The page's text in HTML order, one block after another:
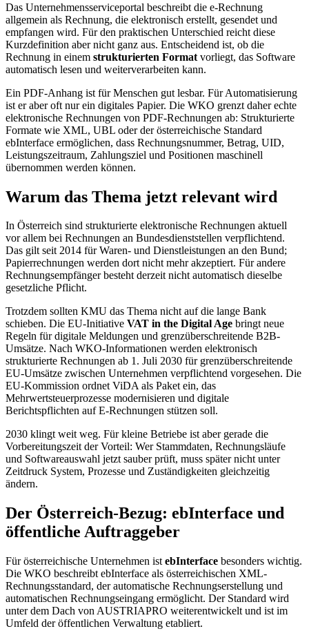
Das Unternehmensserviceportal beschreibt die e-Rechnung
allgemein als Rechnung, die elektronisch erstellt, gesendet und
empfangen wird. Für den praktischen Unterschied reicht diese
Kurzdefinition aber nicht ganz aus. Entscheidend ist, ob die
Rechnung in einem strukturierten Format vorliegt, das Software
automatisch lesen und weiterverarbeiten kann.
Ein PDF-Anhang ist für Menschen gut lesbar. Für Automatisierung
ist er aber oft nur ein digitales Papier. Die WKO grenzt daher echte
elektronische Rechnungen von PDF-Rechnungen ab: Strukturierte
Formate wie XML, UBL oder der österreichische Standard
ebInterface ermöglichen, dass Rechnungsnummer, Betrag, UID,
Leistungszeitraum, Zahlungsziel und Positionen maschinell
übernommen werden können.
Warum das Thema jetzt relevant wird
In Österreich sind strukturierte elektronische Rechnungen aktuell
vor allem bei Rechnungen an Bundesdienststellen verpflichtend.
Das gilt seit 2014 für Waren- und Dienstleistungen an den Bund;
Papierrechnungen werden dort nicht mehr akzeptiert. Für andere
Rechnungsempfänger besteht derzeit nicht automatisch dieselbe
gesetzliche Pflicht.
Trotzdem sollten KMU das Thema nicht auf die lange Bank
schieben. Die EU-Initiative VAT in the Digital Age bringt neue
Regeln für digitale Meldungen und grenzüberschreitende B2B-
Umsätze. Nach WKO-Informationen werden elektronisch
strukturierte Rechnungen ab 1. Juli 2030 für grenzüberschreitende
EU-Umsätze zwischen Unternehmen verpflichtend vorgesehen. Die
EU-Kommission ordnet ViDA als Paket ein, das
Mehrwertsteuerprozesse modernisieren und digitale
Berichtspflichten auf E-Rechnungen stützen soll.
2030 klingt weit weg. Für kleine Betriebe ist aber gerade die
Vorbereitungszeit der Vorteil: Wer Stammdaten, Rechnungsläufe
und Softwareauswahl jetzt sauber prüft, muss später nicht unter
Zeitdruck System, Prozesse und Zuständigkeiten gleichzeitig
ändern.
Der Österreich-Bezug: ebInterface und
öffentliche Auftraggeber
Für österreichische Unternehmen ist ebInterface besonders wichtig.
Die WKO beschreibt ebInterface als österreichischen XML-
Rechnungsstandard, der automatische Rechnungserstellung und
automatischen Rechnungseingang ermöglicht. Der Standard wird
unter dem Dach von AUSTRIAPRO weiterentwickelt und ist im
Umfeld der öffentlichen Verwaltung etabliert.